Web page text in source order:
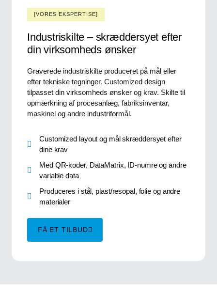
[VORES EKSPERTISE]
Industriskilte – skræddersyet efter
din virksomheds ønsker
Graverede industriskilte produceret på mål eller
efter tekniske tegninger. Customized design
tilpasset din virksomheds ønsker og krav. Skilte til
opmærkning af procesanlæg, fabriksinventar,
maskinel og andre industriformål.
Customized layout og mål skræddersyet efter
dine krav
Med QR-koder, DataMatrix, ID-numre og andre
variable data
Produceres i stål, plast/resopal, folie og andre
materialer
FÅ ET TILBUD